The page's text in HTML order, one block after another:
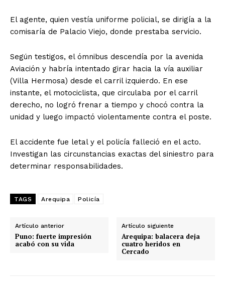
El agente, quien vestía uniforme policial, se dirigía a la
comisaría de Palacio Viejo, donde prestaba servicio.
Según testigos, el ómnibus descendía por la avenida
Aviación y habría intentado girar hacia la vía auxiliar
(Villa Hermosa) desde el carril izquierdo. En ese
instante, el motociclista, que circulaba por el carril
derecho, no logró frenar a tiempo y chocó contra la
unidad y luego impactó violentamente contra el poste.
El accidente fue letal y el policía falleció en el acto.
Investigan las circunstancias exactas del siniestro para
determinar responsabilidades.
TAGS Arequipa Policía
Artículo anterior
Puno: fuerte impresión
acabó con su vida
Artículo siguiente
Arequipa: balacera deja
cuatro heridos en
Cercado